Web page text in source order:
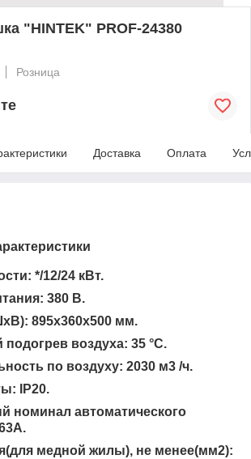
"HINTEK" PROF-24380
Розница
Доставка Оплата
*/12/24 кВт.
380 В.
895x360x500 мм.
воздуха: 35 °С.
по воздуху: 2030 м3 /ч.
IP20.
номинал автоматического
медной жилы), не менее(мм2):